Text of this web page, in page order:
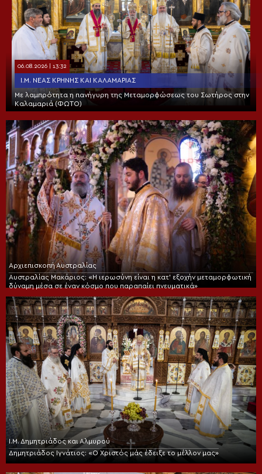
06.08.2026 | 13:32
Ι.Μ. ΝΈΑΣ ΚΡΉΝΗΣ ΚΑΙ ΚΑΛΑΜΑΡΙΆΣ
Με λαμπρότητα η πανήγυρη της Μεταμορφώσεως του Σωτήρος στην
Καλαμαριά (ΦΩΤΟ)
Αρχιεπισκοπή Αυστραλίας
Αυστραλίας Μακάριος: «Η ιερωσύνη είναι η κατ’ εξοχήν μεταμορφωτική
δύναμη μέσα σε έναν κόσμο που παραπαίει πνευματικά»
Ι.Μ. Δημητριάδος και Αλμυρού
Δημητριάδος Ιγνάτιος: «Ο Χριστός μάς έδειξε το μέλλον μας»